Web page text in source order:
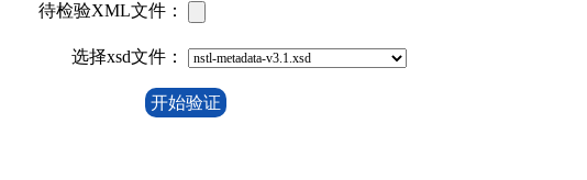
待检验XML文件：
选择xsd文件：
开始验证